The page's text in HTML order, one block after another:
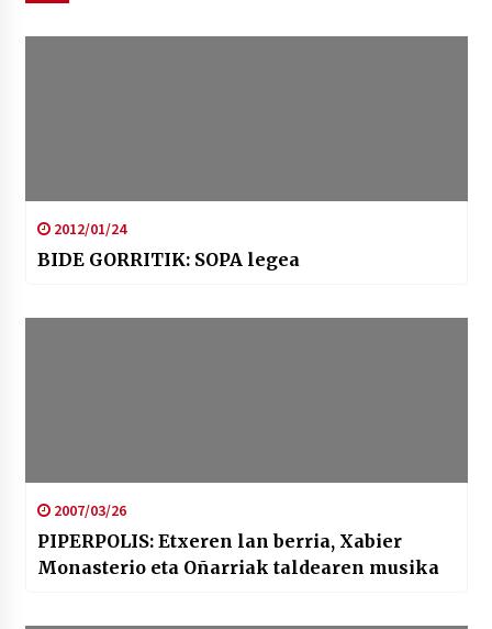
2012/01/24
BIDE GORRITIK: SOPA legea
2007/03/26
PIPERPOLIS: Etxeren lan berria, Xabier
Monasterio eta Oñarriak taldearen musika